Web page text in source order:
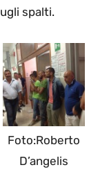
spalti.
Foto:Roberto
D’angelis